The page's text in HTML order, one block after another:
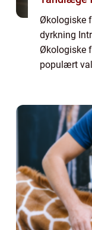
Økologiske
dyrkning
Økologiske
populært